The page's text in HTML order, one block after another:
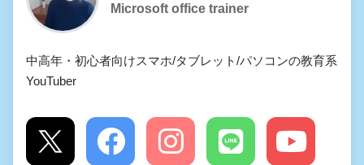
Microsoft office trainer
中高年・初心者向けスマホ/タブレット/パソコンの教育系
YouTuber